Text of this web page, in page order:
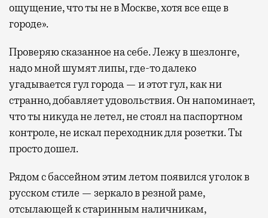
ощущение, что ты не в Москве, хотя все еще в
городе».
Проверяю сказанное на себе. Лежу в шезлонге,
надо мной шумят липы, где-то далеко
угадывается гул города — и этот гул, как ни
странно, добавляет удовольствия. Он напоминает,
что ты никуда не летел, не стоял на паспортном
контроле, не искал переходник для розетки. Ты
просто дошел.
Рядом с бассейном этим летом появился уголок в
русском стиле — зеркало в резной раме,
отсылающей к старинным наличникам,